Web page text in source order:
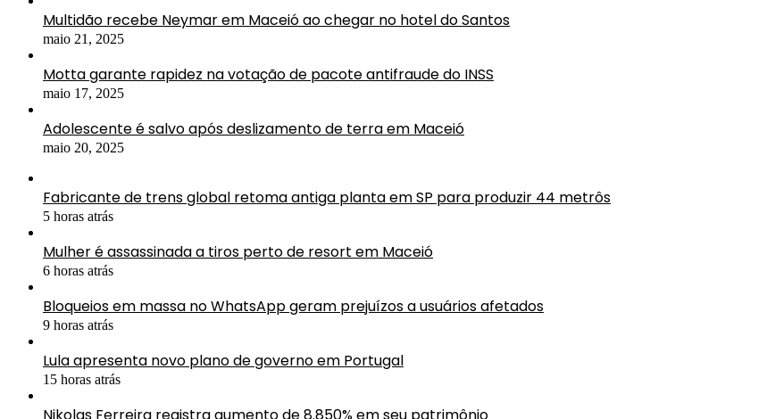
Multidão recebe Neymar em Maceió ao chegar no hotel do Santos
maio 21, 2025
Motta garante rapidez na votação de pacote antifraude do INSS
maio 17, 2025
Adolescente é salvo após deslizamento de terra em Maceió
maio 20, 2025
Fabricante de trens global retoma antiga planta em SP para produzir 44 metrôs
5 horas atrás
Mulher é assassinada a tiros perto de resort em Maceió
6 horas atrás
Bloqueios em massa no WhatsApp geram prejuízos a usuários afetados
9 horas atrás
Lula apresenta novo plano de governo em Portugal
15 horas atrás
Nikolas Ferreira registra aumento de 8.850% em seu patrimônio